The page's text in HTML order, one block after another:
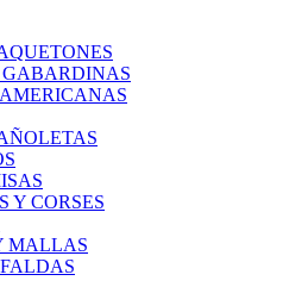
Y CORSES
MALLAS